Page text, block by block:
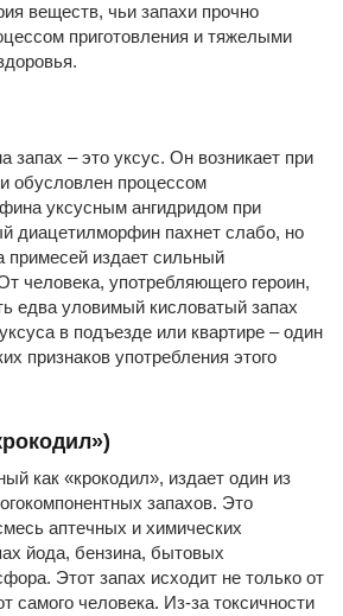
веществ, чьи запахи прочно
приготовления и тяжелыми
запах – это уксус. Он возникает при
обусловлен процессом
уксусным ангидридом при
диацетилморфин пахнет слабо, но
примесей издает сильный
человека, употребляющего героин,
едва уловимый кисловатый запах
в подъезде или квартире – один
признаков употребления этого
как «крокодил», издает один из
запахов. Это
аптечных и химических
йода, бензина, бытовых
Этот запах исходит не только от
самого человека. Из-за токсичности